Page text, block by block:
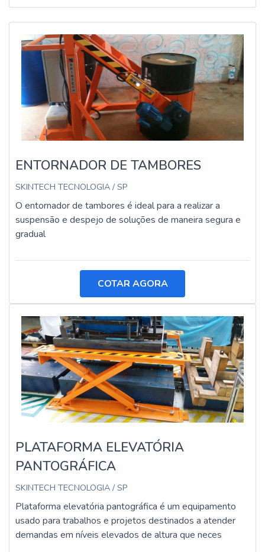
ENTORNADOR DE TAMBORES
SKINTECH TECNOLOGIA / SP
O entornador de tambores é ideal para a realizar a
suspensão e despejo de soluções de maneira segura e
gradual
COTAR AGORA
PLATAFORMA ELEVATÓRIA
PANTOGRÁFICA
SKINTECH TECNOLOGIA / SP
Plataforma elevatória pantográfica é um equipamento
usado para trabalhos e projetos destinados a atender
demandas em níveis elevados de altura que neces